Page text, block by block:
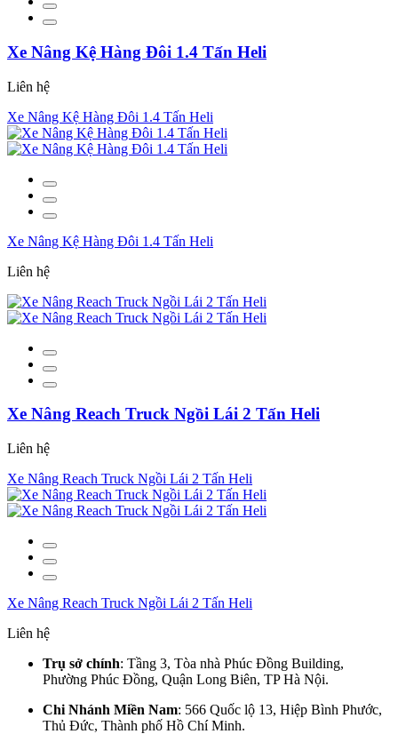
Xe Nâng Kệ Hàng Đôi 1.4 Tấn Heli
Liên hệ
Xe Nâng Kệ Hàng Đôi 1.4 Tấn Heli
Xe Nâng Kệ Hàng Đôi 1.4 Tấn Heli
Liên hệ
Xe Nâng Reach Truck Ngồi Lái 2 Tấn Heli
Liên hệ
Xe Nâng Reach Truck Ngồi Lái 2 Tấn Heli
Xe Nâng Reach Truck Ngồi Lái 2 Tấn Heli
Liên hệ
Trụ sở chính: Tầng 3, Tòa nhà Phúc Đồng Building,
Phường Phúc Đồng, Quận Long Biên, TP Hà Nội.
Chi Nhánh Miền Nam: 566 Quốc lộ 13, Hiệp Bình Phước,
Thủ Đức, Thành phố Hồ Chí Minh.